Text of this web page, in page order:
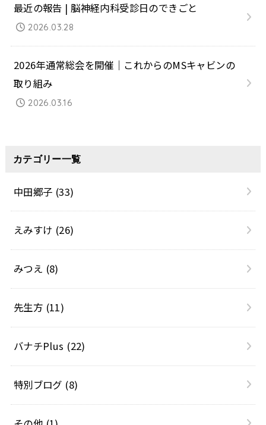
最近の報告 | 脳神経内科受診日のできごと
2026.03.28
2026年通常総会を開催｜これからのMSキャビンの
取り組み
2026.03.16
カテゴリー一覧
中田郷子 (33)
えみすけ (26)
みつえ (8)
先生方 (11)
バナチPlus (22)
特別ブログ (8)